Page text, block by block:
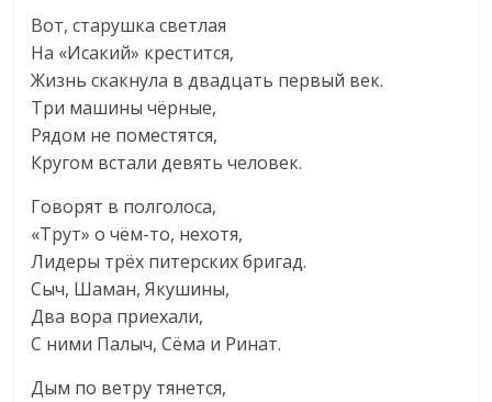
Вот, старушка светлая
На «Исакий» крестится,
Жизнь скакнула в двадцать первый век.
Три машины чёрные,
Рядом не поместятся,
Кругом встали девять человек.
Говорят в полголоса,
«Трут» о чём-то, нехотя,
Лидеры трёх питерских бригад.
Сыч, Шаман, Якушины,
Два вора приехали,
С ними Палыч, Сёма и Ринат.
Дым по ветру тянется,